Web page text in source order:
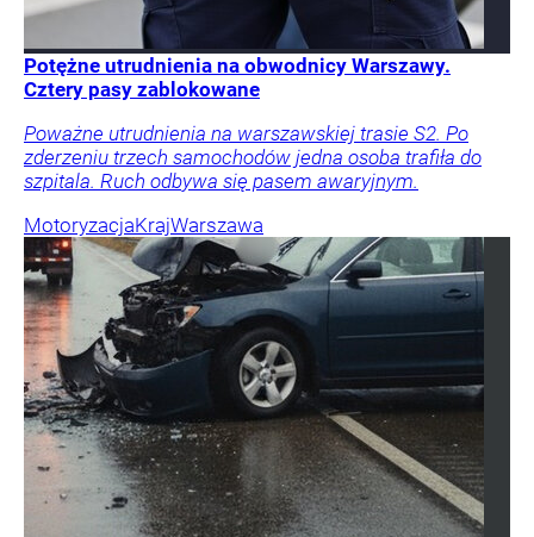
Potężne utrudnienia na obwodnicy Warszawy.
Cztery pasy zablokowane
Poważne utrudnienia na warszawskiej trasie S2. Po
zderzeniu trzech samochodów jedna osoba trafiła do
szpitala. Ruch odbywa się pasem awaryjnym.
MotoryzacjaKrajWarszawa